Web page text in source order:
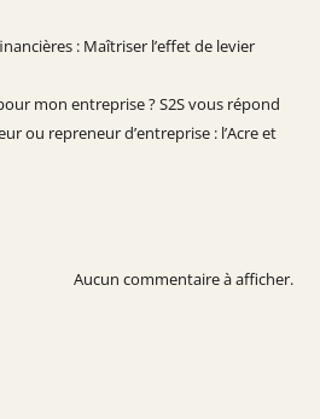
: Maîtriser l’effet de levier
mon entreprise ? S2S vous répond
ou repreneur d’entreprise : l’Acre et
Aucun commentaire à afficher.